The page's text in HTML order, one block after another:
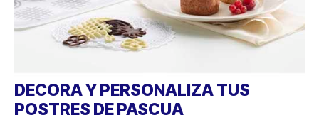
DECORA Y PERSONALIZA TUS
POSTRES DE PASCUA